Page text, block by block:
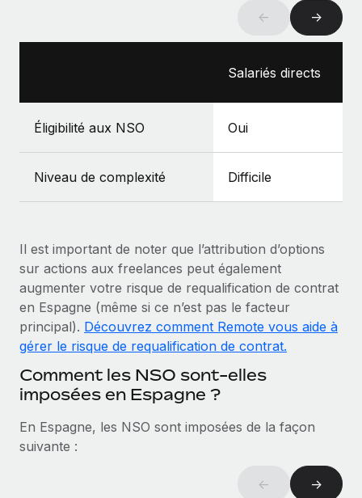
répartis dans 19 pays grâce à Remote
← →
Salariés directs
Éligibilité aux NSO Oui
Niveau de complexité Difficile
Il est important de noter que l’attribution d’options
sur actions aux freelances peut également
augmenter votre risque de requalification de contrat
en Espagne (même si ce n’est pas le facteur
principal). Découvrez comment Remote vous aide à
gérer le risque de requalification de contrat.
Comment les NSO sont-elles
imposées en Espagne ?
En Espagne, les NSO sont imposées de la façon
suivante :
← →